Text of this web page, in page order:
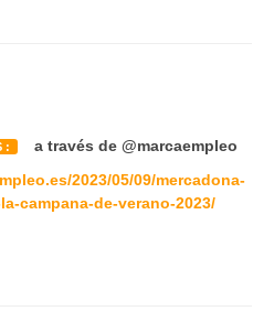
: a través de @marcaempleo
2023/05/09/mercadona-
campana-de-verano-2023/